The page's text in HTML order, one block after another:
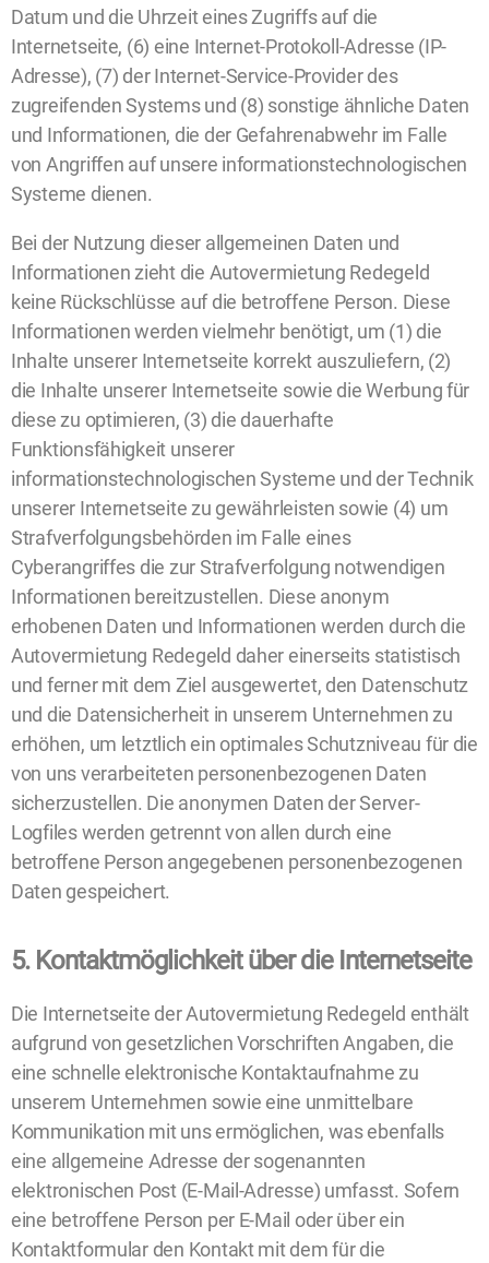
Datum und die Uhrzeit eines Zugriffs auf die
Internetseite, (6) eine Internet-Protokoll-Adresse (IP-
Adresse), (7) der Internet-Service-Provider des
zugreifenden Systems und (8) sonstige ähnliche Daten
und Informationen, die der Gefahrenabwehr im Falle
von Angriffen auf unsere informationstechnologischen
Systeme dienen.
Bei der Nutzung dieser allgemeinen Daten und
Informationen zieht die Autovermietung Redegeld
keine Rückschlüsse auf die betroffene Person. Diese
Informationen werden vielmehr benötigt, um (1) die
Inhalte unserer Internetseite korrekt auszuliefern, (2)
die Inhalte unserer Internetseite sowie die Werbung für
diese zu optimieren, (3) die dauerhafte
Funktionsfähigkeit unserer
informationstechnologischen Systeme und der Technik
unserer Internetseite zu gewährleisten sowie (4) um
Strafverfolgungsbehörden im Falle eines
Cyberangriffes die zur Strafverfolgung notwendigen
Informationen bereitzustellen. Diese anonym
erhobenen Daten und Informationen werden durch die
Autovermietung Redegeld daher einerseits statistisch
und ferner mit dem Ziel ausgewertet, den Datenschutz
und die Datensicherheit in unserem Unternehmen zu
erhöhen, um letztlich ein optimales Schutzniveau für die
von uns verarbeiteten personenbezogenen Daten
sicherzustellen. Die anonymen Daten der Server-
Logfiles werden getrennt von allen durch eine
betroffene Person angegebenen personenbezogenen
Daten gespeichert.
5. Kontaktmöglichkeit über die Internetseite
Die Internetseite der Autovermietung Redegeld enthält
aufgrund von gesetzlichen Vorschriften Angaben, die
eine schnelle elektronische Kontaktaufnahme zu
unserem Unternehmen sowie eine unmittelbare
Kommunikation mit uns ermöglichen, was ebenfalls
eine allgemeine Adresse der sogenannten
elektronischen Post (E-Mail-Adresse) umfasst. Sofern
eine betroffene Person per E-Mail oder über ein
Kontaktformular den Kontakt mit dem für die